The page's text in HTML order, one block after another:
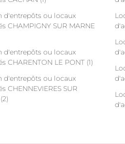
d'entrepôts ou locaux
CHAMPIGNY SUR MARNE
d'entrepôts ou locaux
CHARENTON LE PONT (1)
d'entrepôts ou locaux
CHENNEVIERES SUR